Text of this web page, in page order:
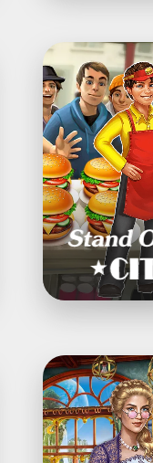
Stand
O’Food®
City:
Virtueller
Wahnsinn
Twin
Moons®:
Wimmelspiel